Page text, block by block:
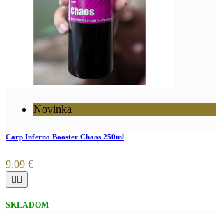
Novinka
Carp Inferno Booster Chaos 250ml
9,09 €
 
SKLADOM